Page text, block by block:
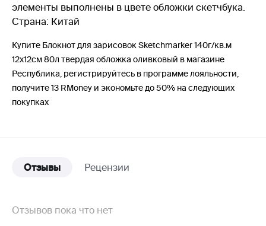
элементы выполнены в цвете обложки скетчбука.
Страна: Китай
Купите Блокнот для зарисовок Sketchmarker 140г/кв.м
12х12см 80л твердая обложка оливковый в магазине
Республика, регистрируйтесь в программе лояльности,
получите 13 RMoney и экономьте до 50% на следующих
покупках
Отзывы Рецензии
Отзывов пока что нет